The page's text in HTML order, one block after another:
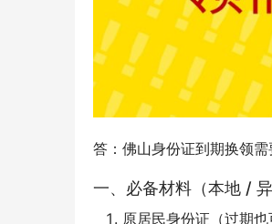
答：佛山身份证到期换领需
一、必备材料（本地 / 异
原居民身份证（过期也